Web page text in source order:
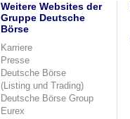
Weitere Websites der
Gruppe Deutsche
Börse
Karriere
Presse
Deutsche Börse
(Listing und Trading)
Deutsche Börse Group
Eurex